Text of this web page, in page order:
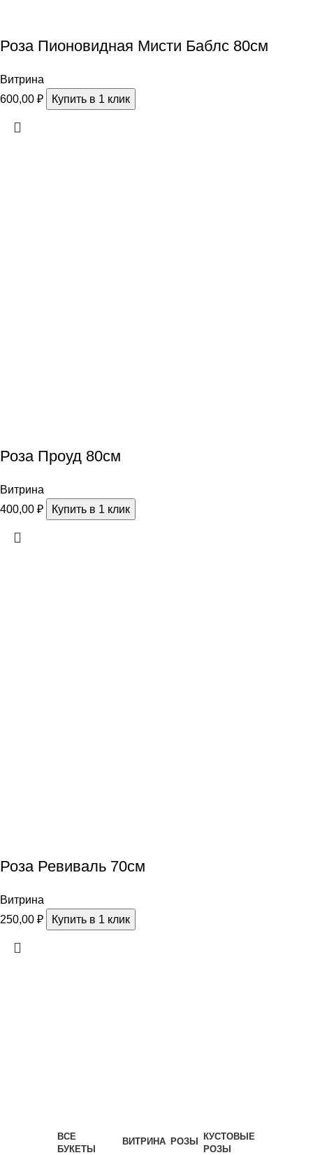
Роза Пионовидная Мисти Баблс 80см
Витрина
600,00 ₽ Купить в 1 клик
Роза Проуд 80см
Витрина
400,00 ₽ Купить в 1 клик
Роза Ревиваль 70см
Витрина
250,00 ₽ Купить в 1 клик
ВСЕ
БУКЕТЫ
ВИТРИНА РОЗЫ КУСТОВЫЕ
РОЗЫ